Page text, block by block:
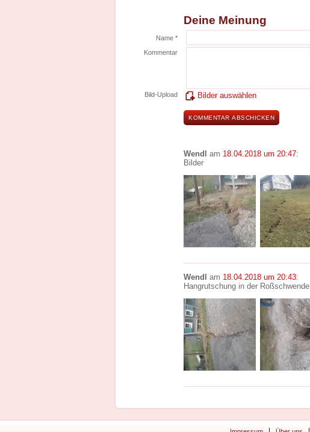
Deine Meinung
Name *
Kommentar
Bild-Upload Bilder auswählen
Wendl am 18.04.2018 um 20:47:
Bilder
Wendl am 18.04.2018 um 20:43:
Hangrutschung in der Roßschwende